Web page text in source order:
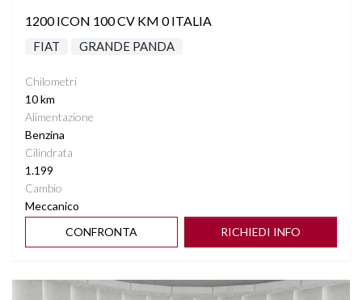
1200 ICON 100 CV KM 0 ITALIA
FIAT GRANDE PANDA
Chilometri
10 km
Alimentazione
Benzina
Cilindrata
1.199
Cambio
Meccanico
CONFRONTA
RICHIEDI INFO
Vedi dettagli